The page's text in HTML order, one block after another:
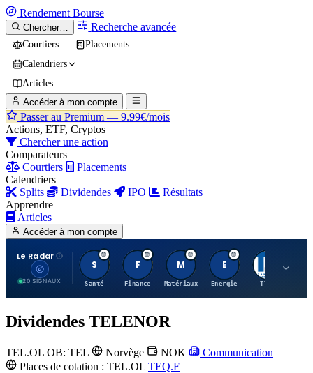
Rendement Bourse
Chercher… Recherche avancée
Courtiers
Placements
Calendriers
Articles
Accéder à mon compte
Passer au Premium — 9.99€/mois
Actions, ETF, Cryptos
Chercher une action
Comparateurs
Courtiers
Placements
Calendriers
Splits
Dividendes IPO
Résultats
Apprendre
Articles
Accéder à mon compte
Le Radar
20 SIGNAUX
S
Santé
F
Finance
M
Matériaux
E
Energie TTWO
Dividendes TELENOR
TEL.OL OB: TEL Norvège NOK
Communication
Places de cotation : TEL.OL TEQ.F